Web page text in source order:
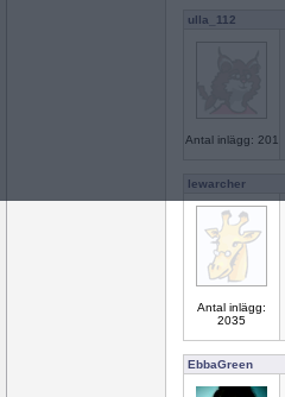
ulla_112
Antal inlägg: 201
lewarcher
Antal inlägg:
2035
EbbaGreen